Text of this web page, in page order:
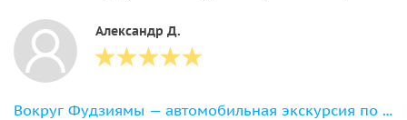
Александр Д.
Вокруг Фудзиямы — автомобильная экскурсия по озёрам и паркам